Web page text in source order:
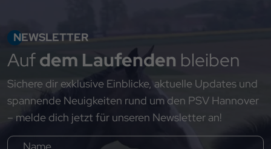
NEWSLETTER
Aufdem Laufenden bleiben
Sichere dir exklusive Einblicke, aktuelle Updates und
spannende Neuigkeiten rund um den PSV Hannover
– melde dich jetzt für unseren Newsletter an!